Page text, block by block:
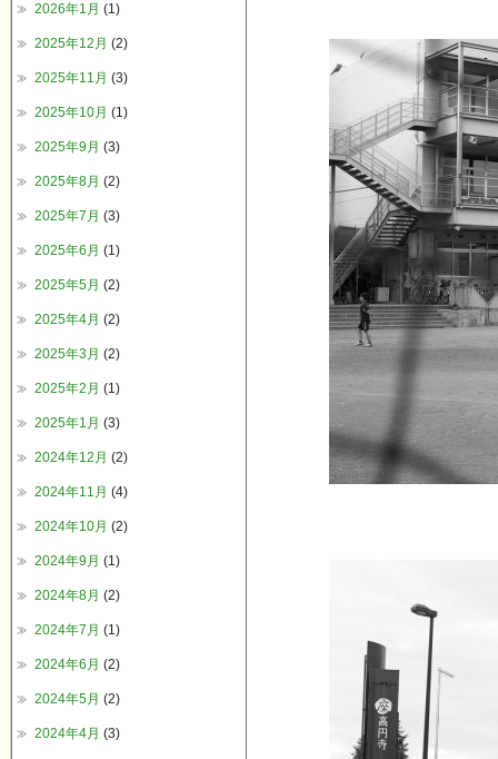
2026年1月 (1)
2025年12月 (2)
2025年11月 (3)
2025年10月 (1)
2025年9月 (3)
2025年8月 (2)
2025年7月 (3)
2025年6月 (1)
2025年5月 (2)
2025年4月 (2)
2025年3月 (2)
2025年2月 (1)
2025年1月 (3)
2024年12月 (2)
2024年11月 (4)
2024年10月 (2)
2024年9月 (1)
2024年8月 (2)
2024年7月 (1)
2024年6月 (2)
2024年5月 (2)
2024年4月 (3)